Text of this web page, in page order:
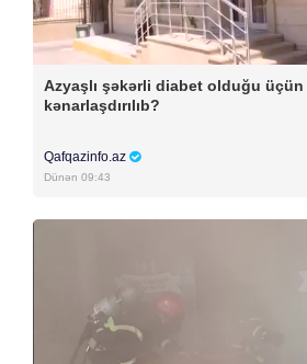
Azyaşlı şəkərli diabet olduğu
kənarlaşdırılıb?
Qafqazinfo.az
Dünən 09:43